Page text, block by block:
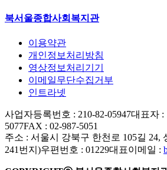
북서울종합사회복지관
이용약관
개인정보처리방침
영상정보처리기기
이메일무단수집거부
인트라넷
사업자등록번호 : 210-82-05947대표자 :
5077FAX : 02-987-5051
주소 : 서울시 강북구 한천로 105길 24,
241번지)우편번호 : 01229대표이메일 :